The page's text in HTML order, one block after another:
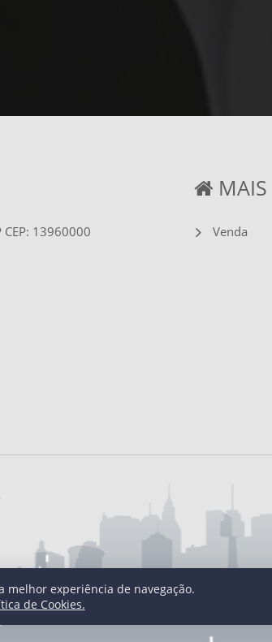
melhor experiência de navegação.
de Cookies.
13960000 Venda